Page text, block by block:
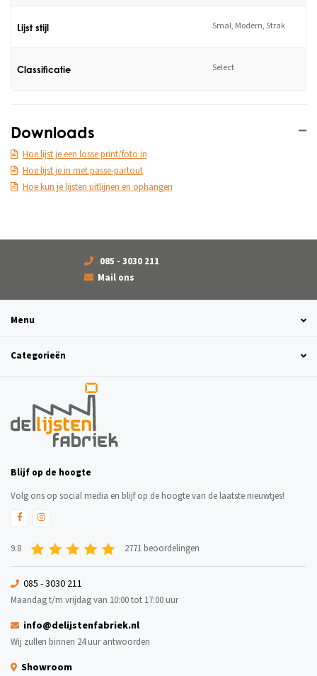
Lijst stijl Smal, Modern, Strak
Classificatie Select
Downloads
Hoe lijst je een losse print/foto in
Hoe lijst je in met passe-partout
Hoe kun je lijsten uitlijnen en ophangen
085 - 3030 211
Mail ons
Menu
Categorieën
Blijf op de hoogte
Volg ons op social media en blijf op de hoogte van de laatste nieuwtjes!
9.8 2771 beoordelingen
085 - 3030 211
Maandag t/m vrijdag van 10:00 tot 17:00 uur
info@delijstenfabriek.nl
Wij zullen binnen 24 uur antwoorden
Showroom